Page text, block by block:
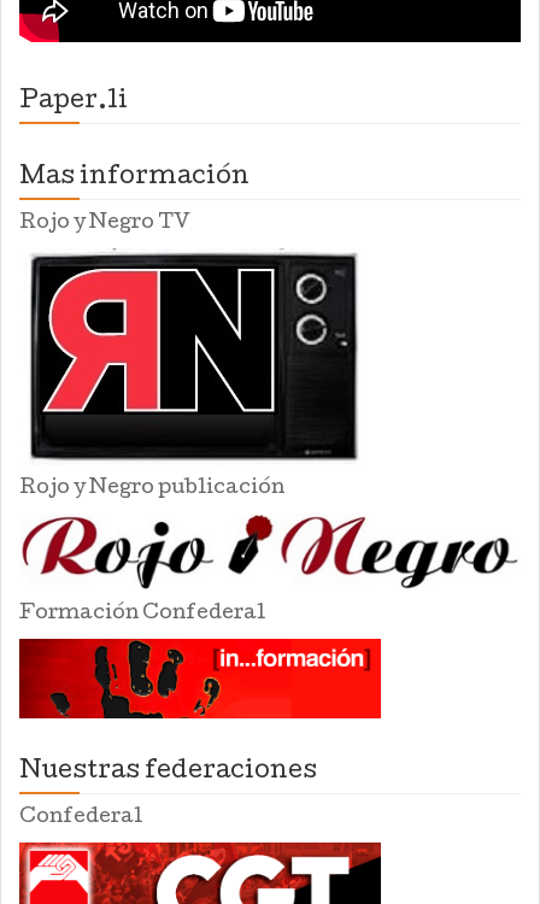
Paper.li
Mas información
Rojo y Negro TV
Rojo y Negro publicación
Formación Confederal
Nuestras federaciones
Confederal